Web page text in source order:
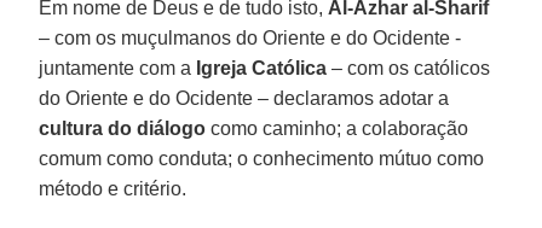
Em nome de Deus e de tudo isto, Al-Azhar al-Sharif
– com os muçulmanos do Oriente e do Ocidente -
juntamente com a Igreja Católica – com os católicos
do Oriente e do Ocidente – declaramos adotar a
cultura do diálogo como caminho; a colaboração
comum como conduta; o conhecimento mútuo como
método e critério.